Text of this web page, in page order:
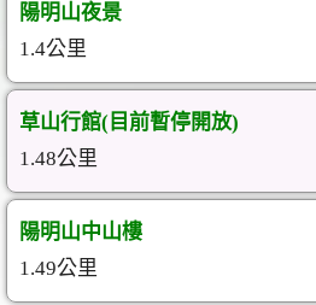
陽明山夜景
1.4公里
草山行館(目前暫停開放)
1.48公里
陽明山中山樓
1.49公里